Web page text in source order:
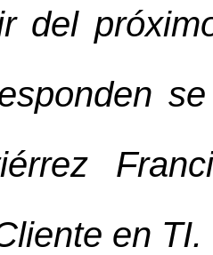
del
en TI.